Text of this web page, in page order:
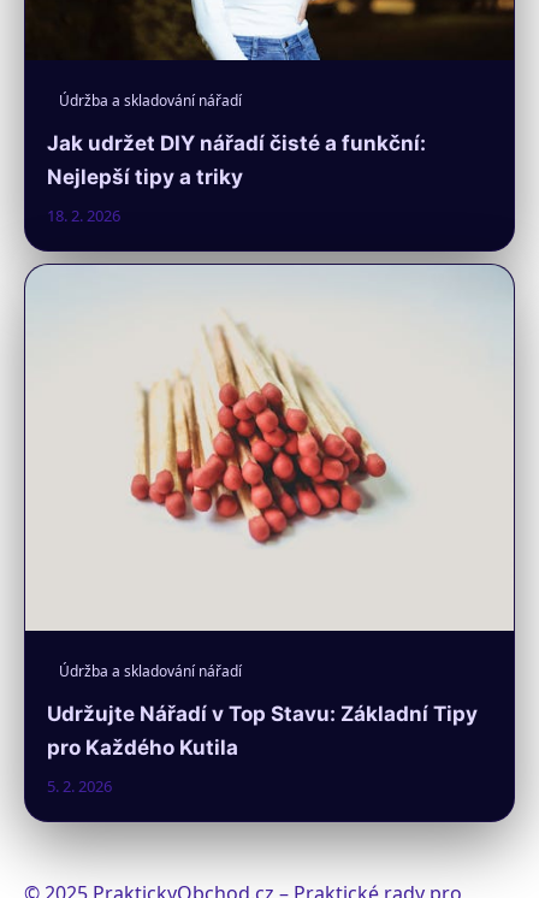
Údržba a skladování nářadí
Jak udržet DIY nářadí čisté a funkční:
Nejlepší tipy a triky
18. 2. 2026
Údržba a skladování nářadí
Udržujte Nářadí v Top Stavu: Základní Tipy
pro Každého Kutila
5. 2. 2026